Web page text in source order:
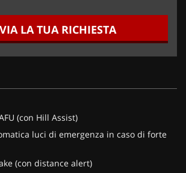
LA TUA RICHIESTA
(con Hill Assist)
luci di emergenza in caso di forte
(con distance alert)